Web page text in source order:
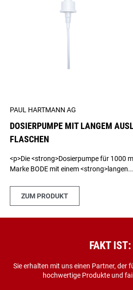
PAUL HARTMANN AG
DOSIERPUMPE MIT LANGEM
FLASCHEN
<p>Die <strong>Dosierpumpe für 1000
Marke BODE mit einem <strong>langen...
ZUM PRODUKT
FAKT IST:
Sie erhalten mit uns einen Partner, der
hochwertige Produkte und